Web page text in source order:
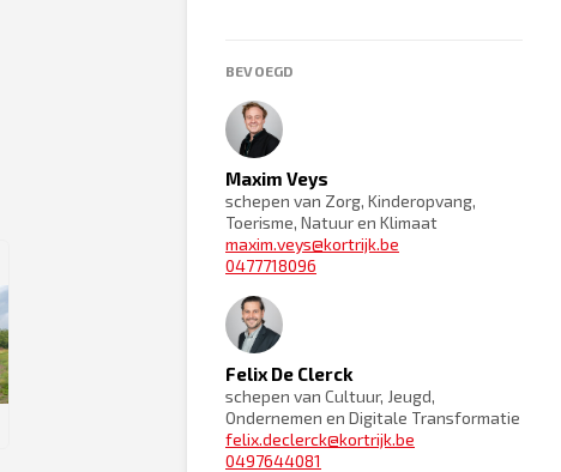
BEVOEGD
Maxim Veys
schepen van Zorg, Kinderopvang,
Toerisme, Natuur en Klimaat
maxim.veys@kortrijk.be
0477718096
Felix De Clerck
schepen van Cultuur, Jeugd,
Ondernemen en Digitale Transformatie
felix.declerck@kortrijk.be
0497644081